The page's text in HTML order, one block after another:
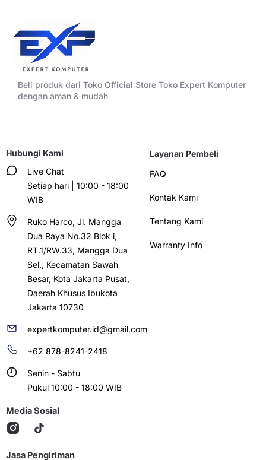
Beli produk dari Toko Official Store Toko Expert Komputer
dengan aman & mudah
Hubungi Kami
Live Chat
Setiap hari | 10:00 - 18:00
WIB
Ruko Harco, Jl. Mangga
Dua Raya No.32 Blok i,
RT.1/RW.33, Mangga Dua
Sel., Kecamatan Sawah
Besar, Kota Jakarta Pusat,
Daerah Khusus Ibukota
Jakarta 10730
expertkomputer.id@gmail.com
+62 878-8241-2418
Senin - Sabtu
Pukul 10:00 - 18:00 WIB
Layanan Pembeli
FAQ
Kontak Kami
Tentang Kami
Warranty Info
Media Sosial
Jasa Pengiriman